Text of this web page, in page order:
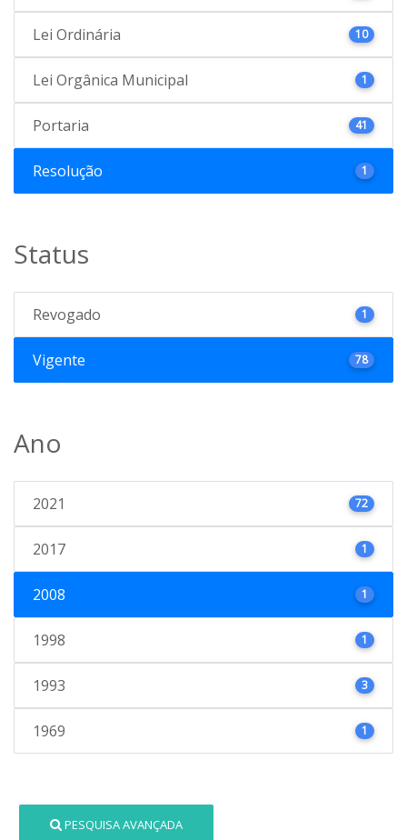
Lei Ordinária 10
Lei Orgânica Municipal 1
Portaria 41
Resolução 1
Status
Revogado 1
Vigente 78
Ano
2021 72
2017 1
2008 1
1998 1
1993 3
1969 1
PESQUISA AVANÇADA